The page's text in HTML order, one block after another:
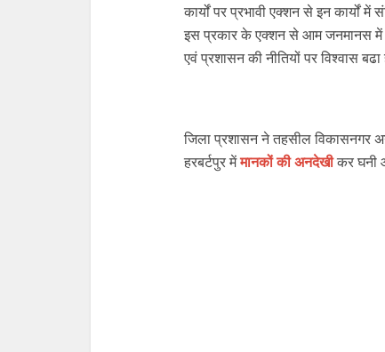
कार्यों पर प्रभावी एक्शन से इन कार्यों
इस प्रकार के एक्शन से आम जनमानस में
एवं प्रशासन की नीतियों पर विश्वास बढा
जिला प्रशासन ने तहसील विकासनगर
हरबर्टपुर मेंमानकों की अनदेखीकर घनी